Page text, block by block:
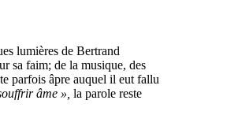
lumières de Bertrand
sa faim; de la musique, des
parfois âpre auquel il eut fallu
âme », la parole reste